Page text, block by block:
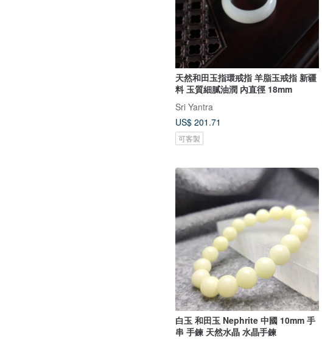
天然和田玉指環戒指 羊脂玉戒指 新疆
料 玉質細膩油潤 內直徑 18mm
Sri Yantra
US$ 201.71
可客製
白玉 和田玉 Nephrite 中國 10mm 手
串 手鍊 天然水晶 水晶手鍊